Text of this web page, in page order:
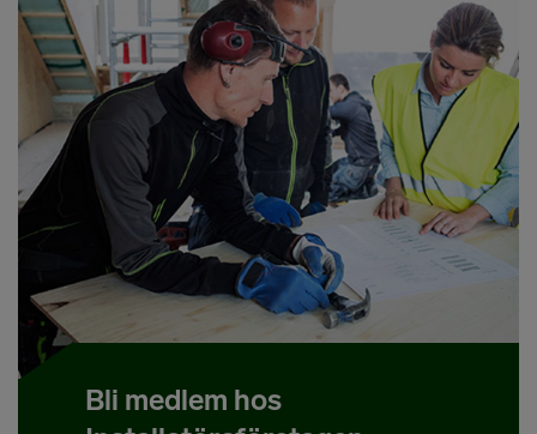
Bli medlem hos